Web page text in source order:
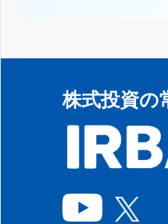
株式投資の